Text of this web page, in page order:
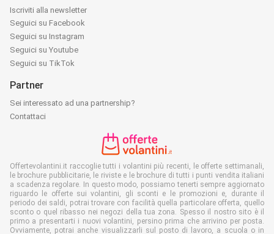
Iscriviti alla newsletter
Seguici su Facebook
Seguici su Instagram
Seguici su Youtube
Seguici su TikTok
Partner
Sei interessato ad una partnership?
Contattaci
Offertevolantini.it raccoglie tutti i volantini più recenti, le offerte settimanali,
le brochure pubblicitarie, le riviste e le brochure di tutti i punti vendita italiani
a scadenza regolare. In questo modo, possiamo tenerti sempre aggiornato
riguardo le offerte sui volantini, gli sconti e le promozioni e, durante il
periodo dei saldi, potrai trovare con facilità quella particolare offerta, quello
sconto o quel ribasso nei negozi della tua zona. Spesso il nostro sito è il
primo a presentarti i nuovi volantini, persino prima che arrivino per posta.
Ovviamente, potrai anche visualizzarli sul posto di lavoro, a scuola o in